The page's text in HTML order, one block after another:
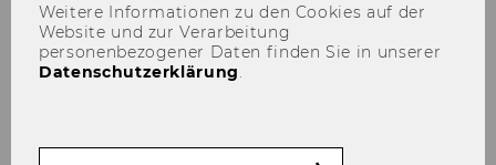
Wel­co­me to ERS 2016!
Weitere Informationen zu den Cookies auf der
Website und zur Verarbeitung
personenbezogener Daten finden Sie in unserer
Datenschutzerklärung